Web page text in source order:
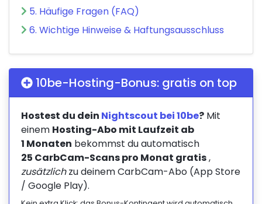
5. Häufige Fragen (FAQ)
6. Wichtige Hinweise & Haftungsausschluss
10be-Hosting-Bonus: gratis on top
Hostest du dein Nightscout bei 10be? Mit
einem Hosting-Abo mit Laufzeit ab
1 Monaten bekommst du automatisch
25 CarbCam-Scans pro Monat gratis,
zusätzlichzu deinem CarbCam-Abo (App Store
/ Google Play).